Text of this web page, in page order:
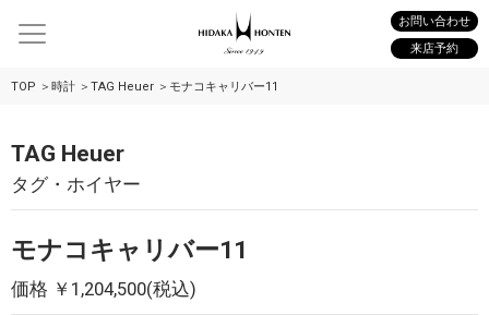
お問い合わせ
来店予約
TOP 時計 TAG Heuer モナコキャリバー11
TAG Heuer
タグ・ホイヤー
モナコキャリバー11
価格 ￥1,204,500(税込)